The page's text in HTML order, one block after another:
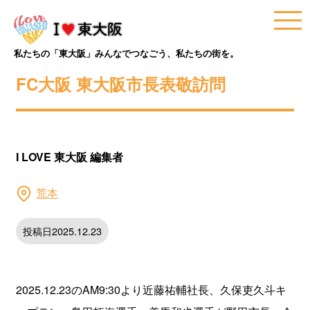
私たちの「東大阪」みんなでつなごう、私たちの街を。
FC大阪 東大阪市長表敬訪問
I LOVE 東大阪 編集者
荒本
投稿日2025.12.23
2025.12.23のAM9:30より近藤祐輔社長、久保吏久斗キ